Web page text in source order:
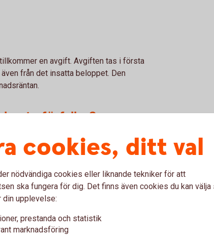
en avgift. Avgiften tas i första
från det insatta beloppet. Den
förfaller?
till det konto du valde när du startade
under kontodetaljer i din internetbank
med din sparränta, från
du inte valt att förnya ditt
blir det i stället nästkommande
cookies, ditt val
nödvändiga cookies eller liknande tekniker för att
ska fungera för dig. Det finns även cookies du kan välja
din upplevelse:
prestanda och statistik
marknadsföring